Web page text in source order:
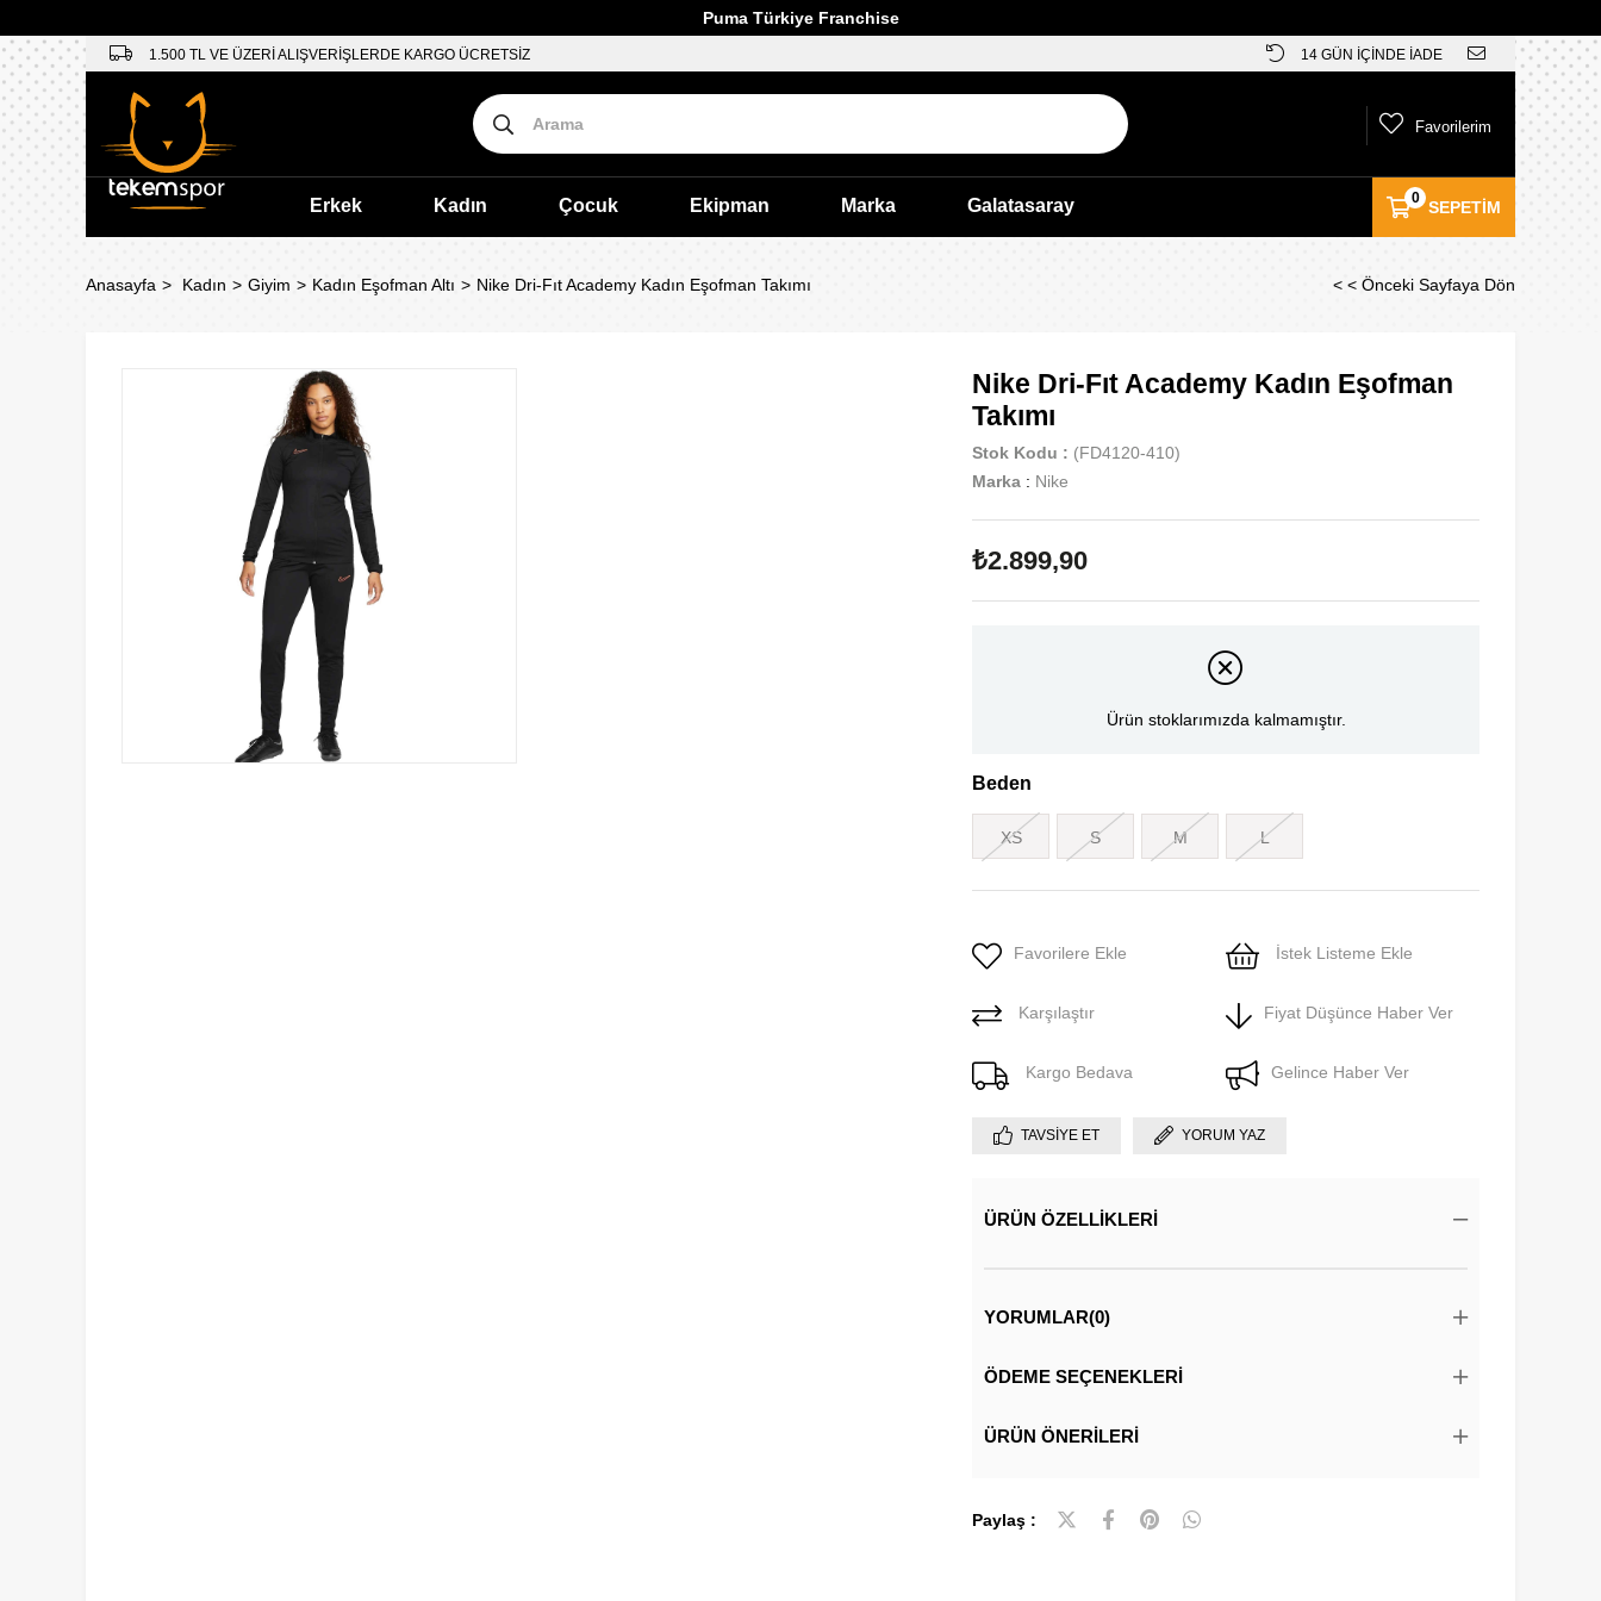
Puma Türkiye Franchise
1.500 TL VE ÜZERİ ALIŞVERİŞLERDE KARGO ÜCRETSİZ 14 GÜN İÇİNDE İADE
SEPETIM
0
Favorilerim
Erkek Kadın Çocuk Ekipman Marka Galatasaray
Anasayfa Kadın Giyim Kadın Eşofman Altı Nike Dri-Fıt Academy Kadın Eşofman Takımı < < Önceki Sayfaya Dön
Nike Dri-Fıt Academy Kadın Eşofman
Takımı
Stok Kodu
(FD4120-410)
Marka : Nike
₺2.899,90
Ürün stoklarımızda kalmamıştır.
Beden
XS S M L
Favorilere Ekle İstek Listeme Ekle
Karşılaştır Fiyat Düşünce Haber Ver
Kargo Bedava Gelince Haber Ver
TAVSIYE ET YORUM YAZ
ÜRÜN ÖZELLIKLERI
YORUMLAR(0)
ÖDEME SEÇENEKLERI
ÜRÜN ÖNERILERI
Paylaş :